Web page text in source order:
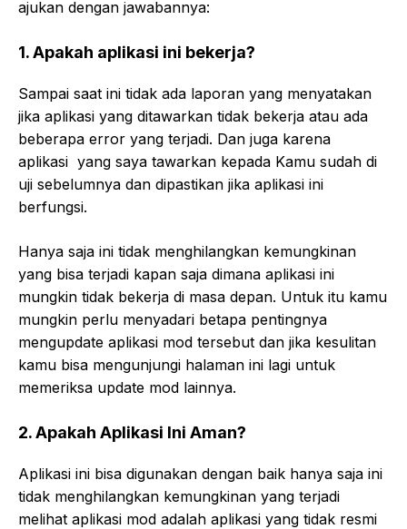
ajukan dengan jawabannya:
1. Apakah aplikasi ini bekerja?
Sampai saat ini tidak ada laporan yang menyatakan
jika aplikasi yang ditawarkan tidak bekerja atau ada
beberapa error yang terjadi. Dan juga karena
aplikasi yang saya tawarkan kepada Kamu sudah di
uji sebelumnya dan dipastikan jika aplikasi ini
berfungsi.
Hanya saja ini tidak menghilangkan kemungkinan
yang bisa terjadi kapan saja dimana aplikasi ini
mungkin tidak bekerja di masa depan. Untuk itu kamu
mungkin perlu menyadari betapa pentingnya
mengupdate aplikasi mod tersebut dan jika kesulitan
kamu bisa mengunjungi halaman ini lagi untuk
memeriksa update mod lainnya.
2. Apakah Aplikasi Ini Aman?
Aplikasi ini bisa digunakan dengan baik hanya saja ini
tidak menghilangkan kemungkinan yang terjadi
melihat aplikasi mod adalah aplikasi yang tidak resmi